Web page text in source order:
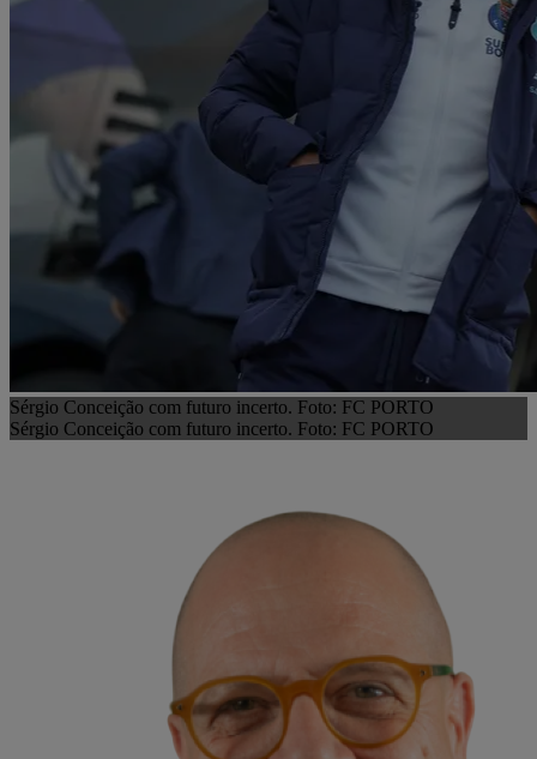
Sérgio Conceição com futuro incerto. Foto: FC PORTO
Sérgio Conceição com futuro incerto. Foto: FC PORTO